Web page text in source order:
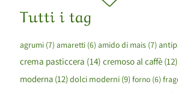
Tutti i tag
agrumi (7) amaretti (6) amido di mais (7)
crema pasticcera (14) cremoso al caffè (12)
moderna (12)dolci moderni (9) forno (6)